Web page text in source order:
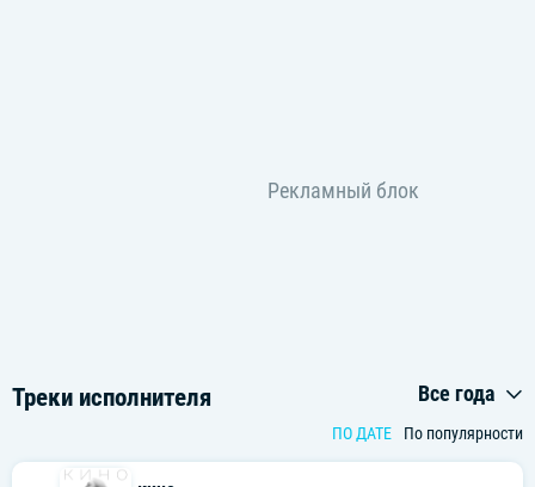
Треки исполнителя Все года
ПО ДАТЕ По популярности